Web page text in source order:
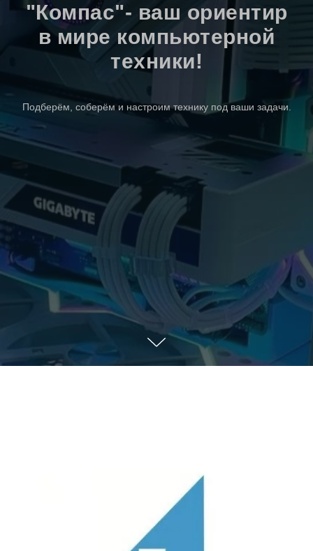
"Компас"- ваш ориентир
в мире компьютерной
техники!
Подберём, соберём и настроим технику под ваши задачи.